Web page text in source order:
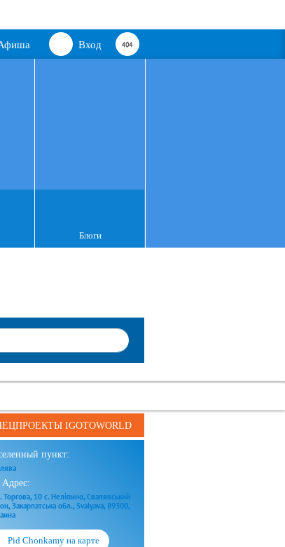
Вход
Блоги
IGOTOWORLD
пункт:
Адрес:
Торгова, 10 с. Неліпино, Свалявський
Закарпатська обл., Svalyava, 89300,
Pid Chonkamy на карте